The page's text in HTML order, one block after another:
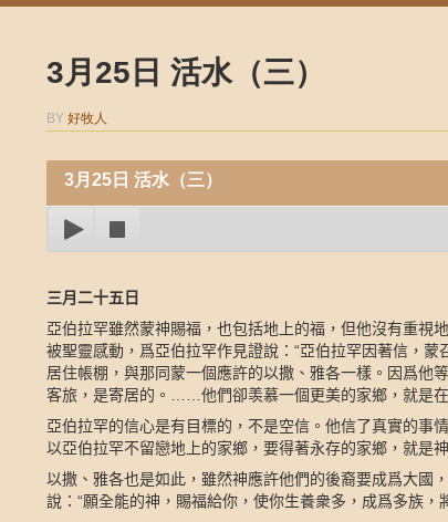
3月25日 活水（三）
BY 好牧人
3月25日 活水（三）
三月二十五日
亞伯拉罕雖然蒙神賜福，也包括地上的福，但他沒有重視
被聖靈感動，爲亞伯拉罕作見證說：“亞伯拉罕因著信，
居住帳棚，與那同蒙一個應許的以撒、雅各一樣。因爲
客旅，是寄居的。……他們卻羡慕一個更美的家鄉，就是
亞伯拉罕的信心是有目標的，不是空信。他信了真實的事
以亞伯拉罕不留戀地上的家鄉，要得著永存的家鄉，就是
以撒、雅各也是如此，雖然神應許他們的後裔要成爲大國
說：“願全能的神，賜福給你，使你生養衆多，成爲多族